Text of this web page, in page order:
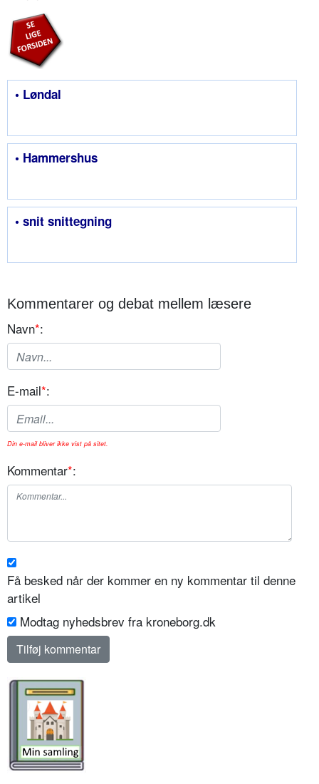
• Løndal
• Hammershus
• snit snittegning
Kommentarer og debat mellem læsere
Navn*:
E-mail*:
Din e-mail bliver ikke vist på sitet.
Kommentar*:
Få besked når der kommer en ny kommentar til denne
artikel
Modtag nyhedsbrev fra kroneborg.dk